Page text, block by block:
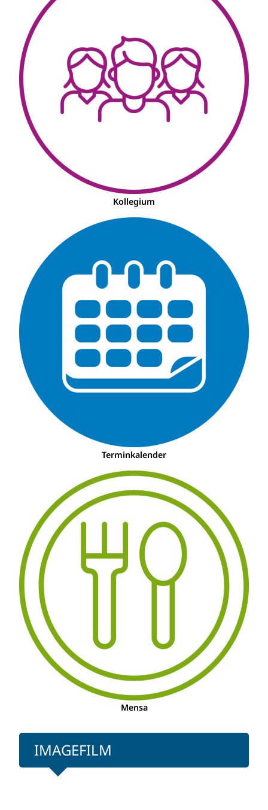
Kollegium
Terminkalender
Mensa
IMAGEFILM